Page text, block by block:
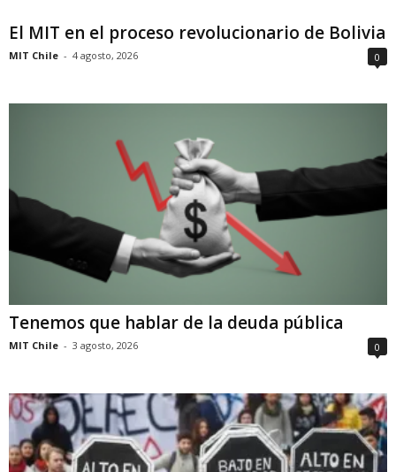
El MIT en el proceso revolucionario de Bolivia
MIT Chile - 4 agosto, 2026 0
Tenemos que hablar de la deuda pública
MIT Chile - 3 agosto, 2026 0